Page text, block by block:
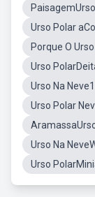
Urso Polar
Porque O
Urso
Urso Na
Urso Polar
Urso Na
Urso